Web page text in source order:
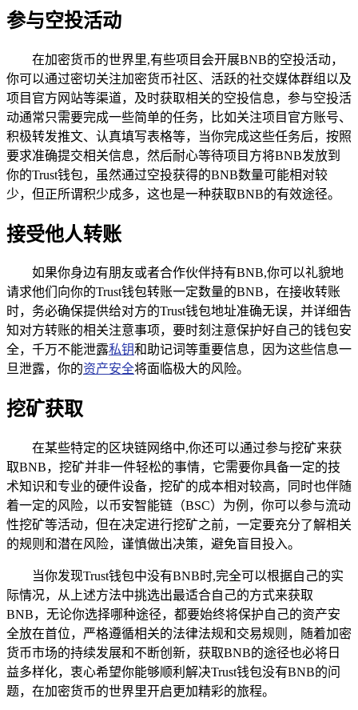
参与空投活动
在加密货币的世界里,有些项目会开展BNB的空投活动，
你可以通过密切关注加密货币社区、活跃的社交媒体群组以及
项目官方网站等渠道，及时获取相关的空投信息，参与空投活
动通常只需要完成一些简单的任务，比如关注项目官方账号、
积极转发推文、认真填写表格等，当你完成这些任务后，按照
要求准确提交相关信息，然后耐心等待项目方将BNB发放到
你的Trust钱包，虽然通过空投获得的BNB数量可能相对较
少，但正所谓积少成多，这也是一种获取BNB的有效途径。
接受他人转账
如果你身边有朋友或者合作伙伴持有BNB,你可以礼貌地
请求他们向你的Trust钱包转账一定数量的BNB，在接收转账
时，务必确保提供给对方的Trust钱包地址准确无误，并详细告
知对方转账的相关注意事项，要时刻注意保护好自己的钱包安
全，千万不能泄露私钥和助记词等重要信息，因为这些信息一
旦泄露，你的资产安全将面临极大的风险。
挖矿获取
在某些特定的区块链网络中,你还可以通过参与挖矿来获
取BNB，挖矿并非一件轻松的事情，它需要你具备一定的技
术知识和专业的硬件设备，挖矿的成本相对较高，同时也伴随
着一定的风险，以币安智能链（BSC）为例，你可以参与流动
性挖矿等活动，但在决定进行挖矿之前，一定要充分了解相关
的规则和潜在风险，谨慎做出决策，避免盲目投入。
当你发现Trust钱包中没有BNB时,完全可以根据自己的实
际情况，从上述方法中挑选出最适合自己的方式来获取
BNB，无论你选择哪种途径，都要始终将保护自己的资产安
全放在首位，严格遵循相关的法律法规和交易规则，随着加密
货币市场的持续发展和不断创新，获取BNB的途径也必将日
益多样化，衷心希望你能够顺利解决Trust钱包没有BNB的问
题，在加密货币的世界里开启更加精彩的旅程。